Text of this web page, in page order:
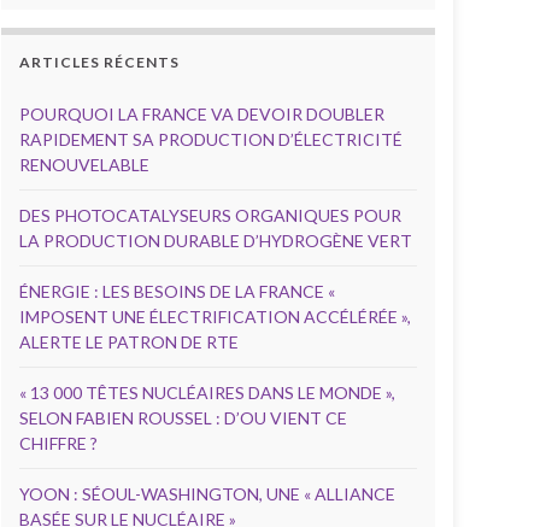
ARTICLES RÉCENTS
POURQUOI LA FRANCE VA DEVOIR DOUBLER
RAPIDEMENT SA PRODUCTION D’ÉLECTRICITÉ
RENOUVELABLE
DES PHOTOCATALYSEURS ORGANIQUES POUR
LA PRODUCTION DURABLE D’HYDROGÈNE VERT
ÉNERGIE : LES BESOINS DE LA FRANCE «
IMPOSENT UNE ÉLECTRIFICATION ACCÉLÉRÉE »,
ALERTE LE PATRON DE RTE
« 13 000 TÊTES NUCLÉAIRES DANS LE MONDE »,
SELON FABIEN ROUSSEL : D’OU VIENT CE
CHIFFRE ?
YOON : SÉOUL-WASHINGTON, UNE « ALLIANCE
BASÉE SUR LE NUCLÉAIRE »